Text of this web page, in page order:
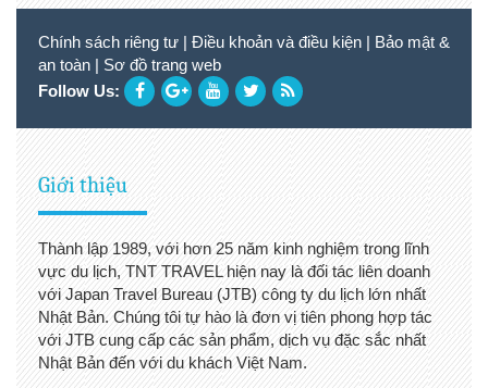
Chính sách riêng tư | Điều khoản và điều kiện | Bảo mật &
an toàn | Sơ đồ trang web
Follow Us:
Giới thiệu
Thành lập 1989, với hơn 25 năm kinh nghiệm trong lĩnh
vực du lịch, TNT TRAVEL hiện nay là đối tác liên doanh
với Japan Travel Bureau (JTB) công ty du lịch lớn nhất
Nhật Bản. Chúng tôi tự hào là đơn vị tiên phong hợp tác
với JTB cung cấp các sản phẩm, dịch vụ đặc sắc nhất
Nhật Bản đến với du khách Việt Nam.